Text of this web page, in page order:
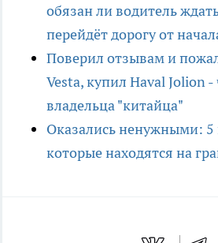
обязан ли водитель
перейдёт дорогу от
Поверил отзывам и
Vesta, купил Haval Jolion
владельца "китайца"
Оказались ненужными: 5
которые находятся на